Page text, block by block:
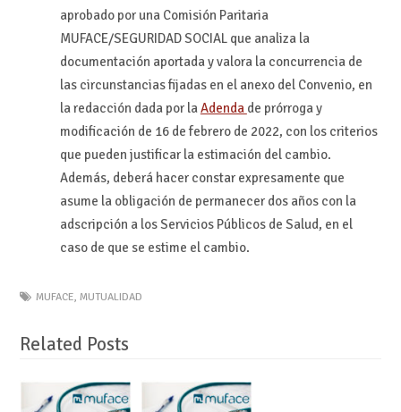
aprobado por una Comisión Paritaria
MUFACE/SEGURIDAD SOCIAL que analiza la
documentación aportada y valora la concurrencia de
las circunstancias fijadas en el anexo del Convenio, en
la redacción dada por laAdenda de prórroga y
modificación de 16 de febrero de 2022, con los criterios
que pueden justificar la estimación del cambio.
Además, deberá hacer constar expresamente que
asume la obligación de permanecer dos años con la
adscripción a los Servicios Públicos de Salud, en el
caso de que se estime el cambio.
MUFACE, MUTUALIDAD
Related Posts